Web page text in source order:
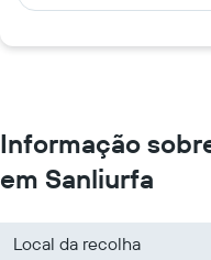
Informação
em Sanliurfa
Local da recolha